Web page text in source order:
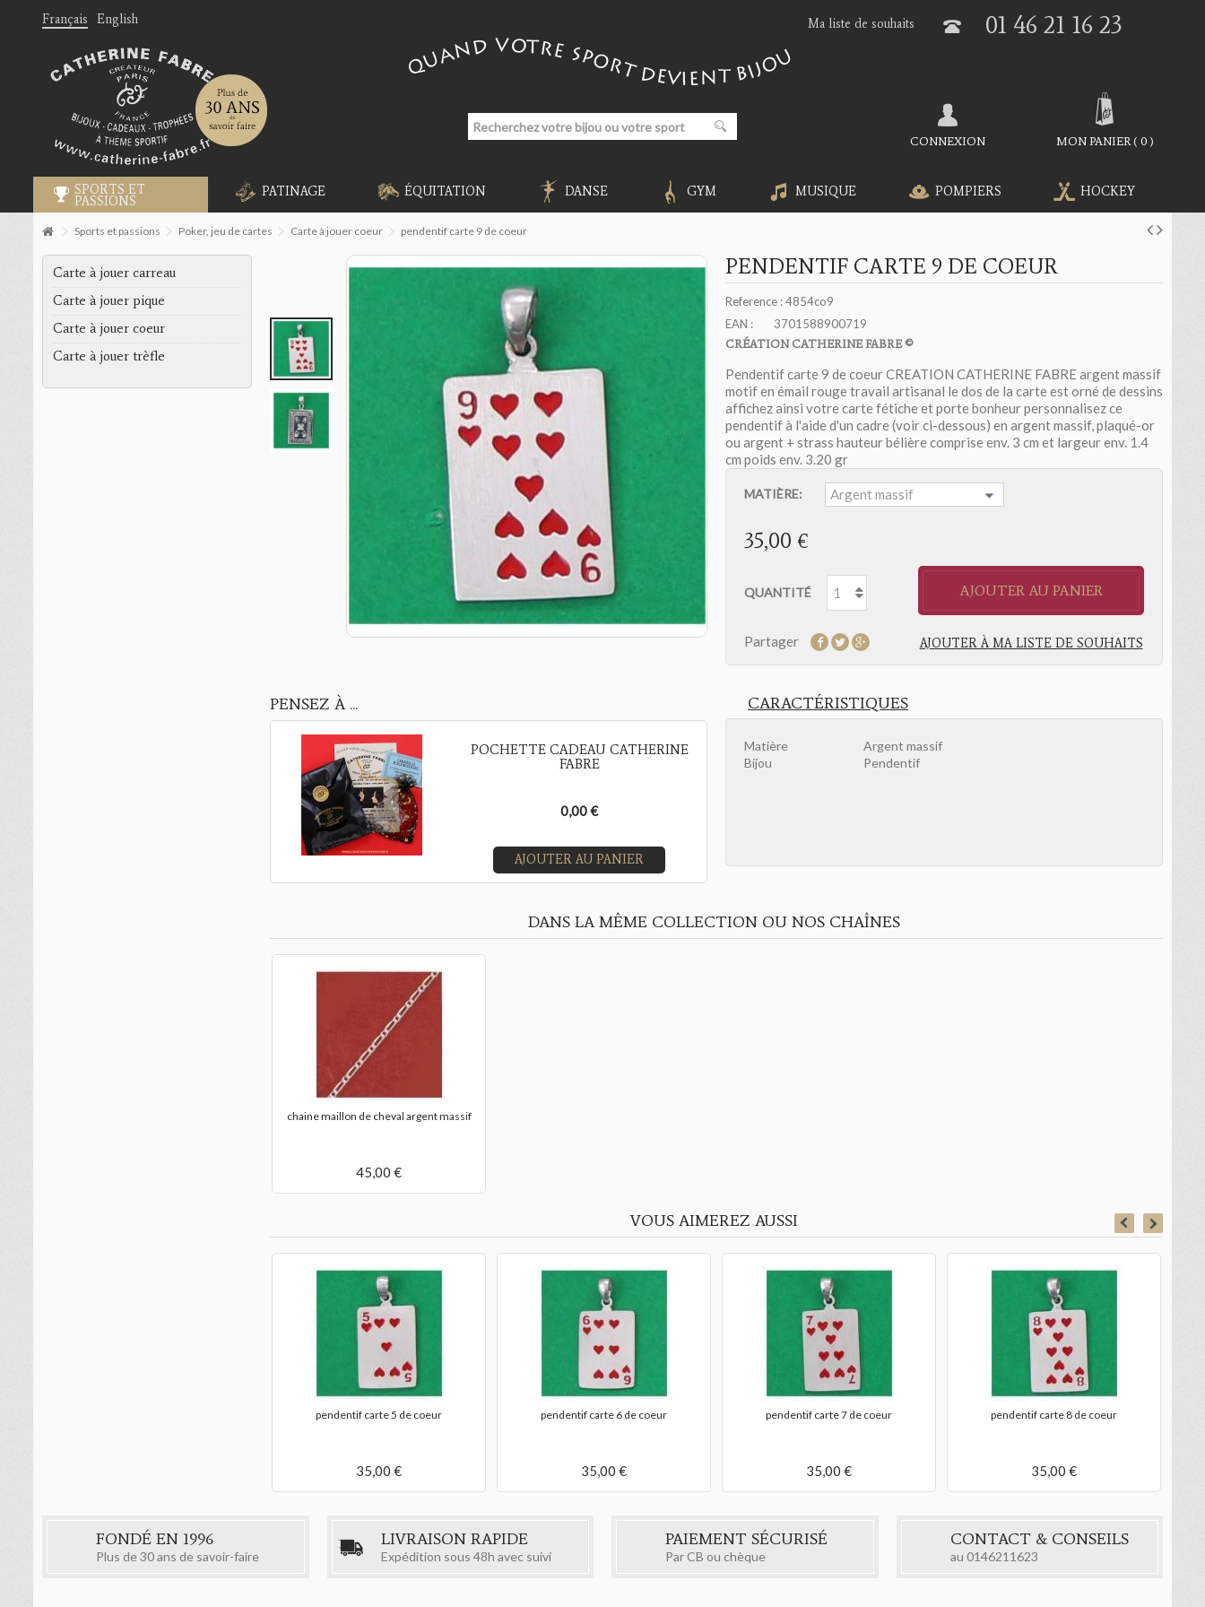
Français English 01 46 21 16 23
Ma liste de souhaits
MON PANIER( 0 )
CONNEXION
SPORTS ET
PASSIONS
PATINAGE ÉQUITATION DANSE GYM MUSIQUE POMPIERS HOCKEY
Sports et passions Poker, jeu de cartes Carte à jouer coeur pendentif carte 9 de coeur
PENDENTIF CARTE 9 DE COEUR
Reference :4854co9
EAN :
3701588900719
CRÉATION CATHERINE FABRE ©
Pendentif carte 9 de coeur CREATION CATHERINE FABRE argent massif
motif en émail rouge travail artisanal le dos de la carte est orné de dessins
affichez ainsi votre carte fétiche et porte bonheur personnalisez ce
pendentif à l'aide d'un cadre (voir ci-dessous) en argent massif, plaqué-or
ou argent + strass hauteur bélière comprise env. 3 cm et largeur env. 1.4
cm poids env. 3.20 gr
MATIÈRE:
35,00 €
QUANTITÉ AJOUTER AU PANIER
Partager AJOUTER À MA LISTE DE SOUHAITS
PENSEZ À ...
POCHETTE CADEAU CATHERINE
FABRE
0,00 €
AJOUTER AU PANIER
CARACTÉRISTIQUES
Matière
Argent massif
Bijou
Pendentif
DANS LA MÊME COLLECTION OU NOS CHAÎNES
chaine maillon de cheval argent massif
45,00 €
VOUS AIMEREZ AUSSI
pendentif carte 5 de coeur
35,00 €
pendentif carte 6 de coeur
35,00 €
pendentif carte 7 de coeur
35,00 €
pendentif carte 8 de coeur
35,00 €
Carte à jouer carreau
Carte à jouer pique
Carte à jouer coeur
Carte à jouer trèfle
FONDÉ EN 1996
Plus de 30 ans de savoir-faire
LIVRAISON RAPIDE
Expédition sous 48h avec suivi
PAIEMENT SÉCURISÉ
Par CB ou chèque
CONTACT & CONSEILS
au 0146211623